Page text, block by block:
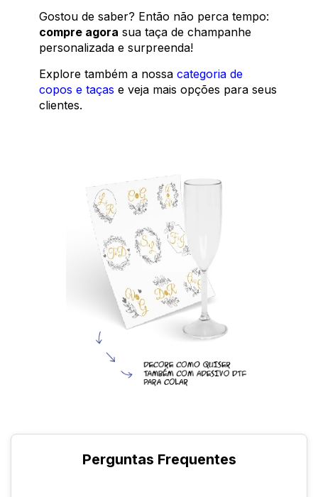
Gostou de saber? Então não perca tempo:
compre agora sua taça de champanhe
personalizada e surpreenda!
Explore também a nossa categoria de
copos e taças e veja mais opções para seus
clientes.
Perguntas Frequentes